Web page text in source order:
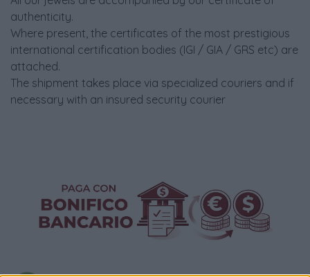
authenticity.
Where present, the certificates of the most prestigious
international certification bodies (IGI / GIA / GRS etc) are
attached.
The shipment takes place via specialized couriers and if
necessary with an insured security courier